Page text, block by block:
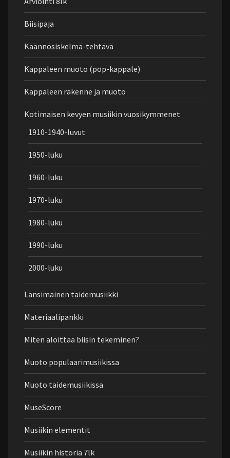
Biisipaja
Käännösiskelmä-tehtävä
Kappaleen muoto (pop-kappale)
Kappaleen rakenne ja muoto
Kotimaisen kevyen musiikin vuosikymmenet
1910-1940-luvut
1950-luku
1960-luku
1970-luku
1980-luku
1990-luku
2000-luku
Länsimainen taidemusiikki
Materiaalipankki
Miten aloittaa biisin tekeminen?
Muoto populaarimusiikissa
Muoto taidemusiikissa
MuseScore
Musiikin elementit
Musiikin historia 7lk